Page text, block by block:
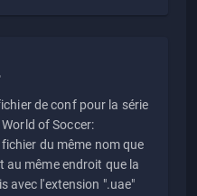
de conf pour la série
of Soccer:
du même nom que
au même endroit que la
avec l'extension ".uae"